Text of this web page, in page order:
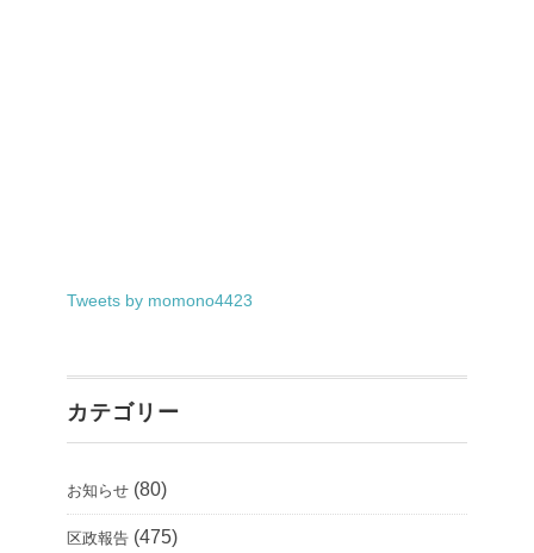
Tweets by momono4423
カテゴリー
お知らせ (80)
区政報告 (475)